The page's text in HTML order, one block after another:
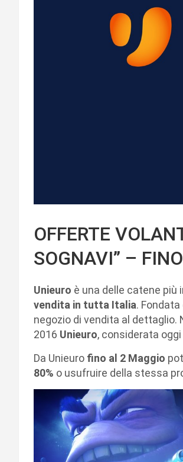
OFFERTE
SOGNAVI” –
Unieuro è una delle catene
vendita in tutta Italia.
negozio di vendita al dettaglio.
2016 Unieuro, considerata
Da Unieuro fino al 2 Maggio
80% o usufruire della stessa